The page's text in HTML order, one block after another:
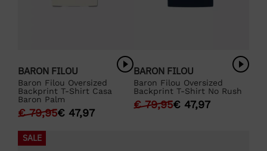
BARON FILOU
Baron Filou Oversized
Backprint T-Shirt Casa
Baron Palm
€79,95€ 47,97
BARON FILOU
Baron Filou Oversized
Backprint T-Shirt No Rush
€79,95€ 47,97
SALE